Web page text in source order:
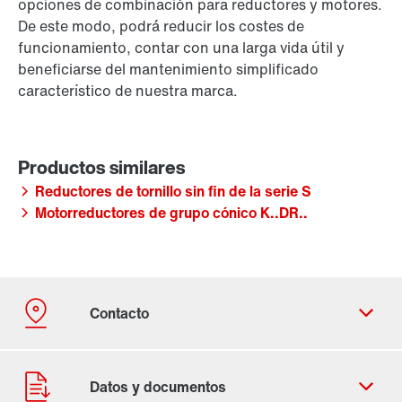
opciones de combinación para reductores y motores.
De este modo, podrá reducir los costes de
funcionamiento, contar con una larga vida útil y
beneficiarse del mantenimiento simplificado
característico de nuestra marca.
Reductores de tornillo sin fin de la serie S
Motorreductores de grupo cónico K..DR..